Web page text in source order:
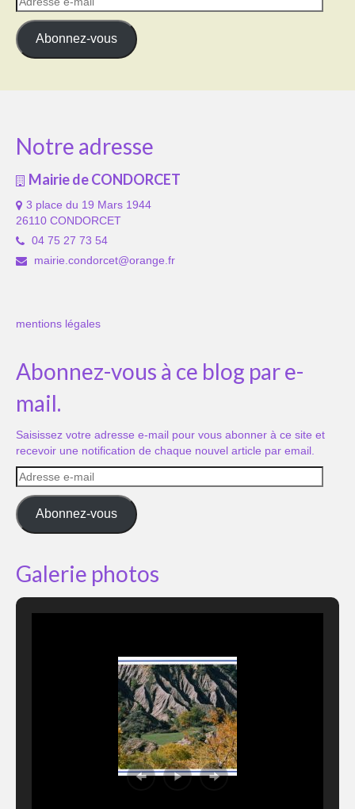
e-
mail
Abonnez-vous
Notre adresse
Mairie de CONDORCET
3 place du 19 Mars 1944
26110 CONDORCET
04 75 27 73 54
mairie.condorcet@orange.fr
mentions légales
Abonnez-vous à ce blog par e-
mail.
Saisissez votre adresse e-mail pour vous abonner à ce site et
recevoir une notification de chaque nouvel article par email.
Adresse
e-
mail
Abonnez-vous
Galerie photos